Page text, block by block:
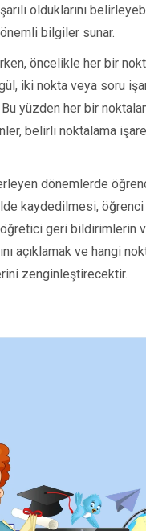
olduklarını
bilgiler sunar.
öncelikle her bir
iki nokta veya soru
yüzden her bir
belirli noktalama
dönemlerde
kaydedilmesi, öğrenci
geri bildirimlerin
açıklamak ve hangi
zenginleştirecektir.